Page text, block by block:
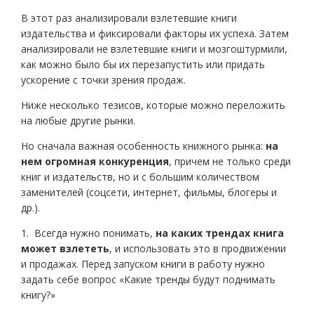
В этот раз анализировали взлетевшие книги
издательства и фиксировали факторы их успеха. Затем
анализировали не взлетевшие книги и мозгоштурмили,
как можно было бы их перезапустить или придать
ускорение с точки зрения продаж.
Ниже несколько тезисов, которые можно переложить
на любые другие рынки.
Но сначала важная особенность книжного рынка: на
нем огромная конкуренция, причем не только среди
книг и издательств, но и с большим количеством
заменителей (соцсети, интернет, фильмы, блогеры и
др.).
1. Всегда нужно понимать, на каких трендах книга
может взлететь, и использовать это в продвижении
и продажах. Перед запуском книги в работу нужно
задать себе вопрос «Какие тренды будут поднимать
книгу?»